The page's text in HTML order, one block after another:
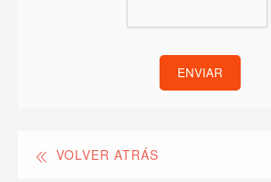
ENVIAR
VOLVER ATRÁS